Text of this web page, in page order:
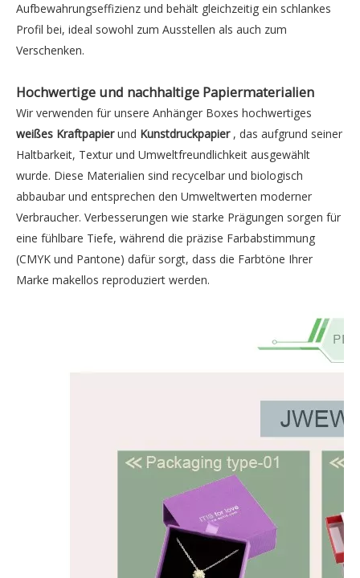
Aufbewahrungseffizienz und behält gleichzeitig ein schlankes
Profil bei, ideal sowohl zum Ausstellen als auch zum
Verschenken.
Hochwertige und nachhaltige Papiermaterialien
Wir verwenden für unsere Anhänger Boxes hochwertiges
weißes Kraftpapierund Kunstdruckpapier , das aufgrund seiner
Haltbarkeit, Textur und Umweltfreundlichkeit ausgewählt
wurde. Diese Materialien sind recycelbar und biologisch
abbaubar und entsprechen den Umweltwerten moderner
Verbraucher. Verbesserungen wie starke Prägungen sorgen für
eine fühlbare Tiefe, während die präzise Farbabstimmung
(CMYK und Pantone) dafür sorgt, dass die Farbtöne Ihrer
Marke makellos reproduziert werden.